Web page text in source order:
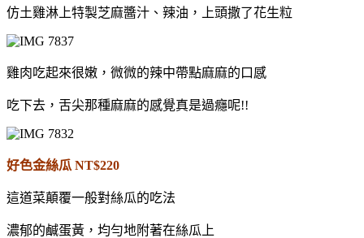
仿土雞淋上特製芝麻醬汁、辣油，上頭撒了花生粒
雞肉吃起來很嫩，微微的辣中帶點麻麻的口感
吃下去，舌尖那種麻麻的感覺真是過癮呢!!
好色金絲瓜 NT$220
這道菜顛覆一般對絲瓜的吃法
濃郁的鹹蛋黃，均勻地附著在絲瓜上